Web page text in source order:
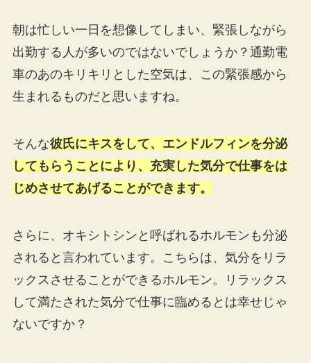
朝は忙しい一日を想像してしまい、緊張しながら
出勤する人が多いのではないでしょうか？通勤電
車のあのキリキリとした空気は、この緊張感から
生まれるものだと思いますね。
そんな彼氏にキスをして、エンドルフィンを分泌
してもらうことにより、充実した気分で仕事をは
じめさせてあげることができます。
さらに、オキシトシンと呼ばれるホルモンも分泌
されると言われています。こちらは、気分をリラ
ックスさせることができるホルモン。リラックス
して満たされた気分で仕事に臨めるとは幸せじゃ
ないですか？